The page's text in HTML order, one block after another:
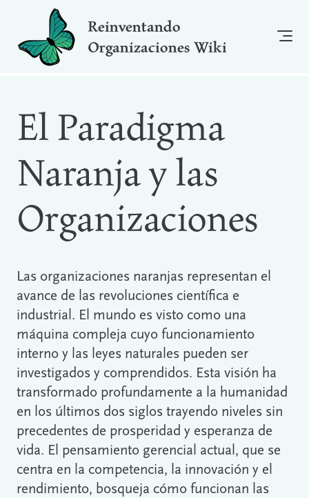
Reinventando
Organizaciones Wiki
El Paradigma
Naranja y las
Organizaciones
Las organizaciones naranjas representan el
avance de las revoluciones científica e
industrial. El mundo es visto como una
máquina compleja cuyo funcionamiento
interno y las leyes naturales pueden ser
investigados y comprendidos. Esta visión ha
transformado profundamente a la humanidad
en los últimos dos siglos trayendo niveles sin
precedentes de prosperidad y esperanza de
vida. El pensamiento gerencial actual, que se
centra en la competencia, la innovación y el
rendimiento, bosqueja cómo funcionan las